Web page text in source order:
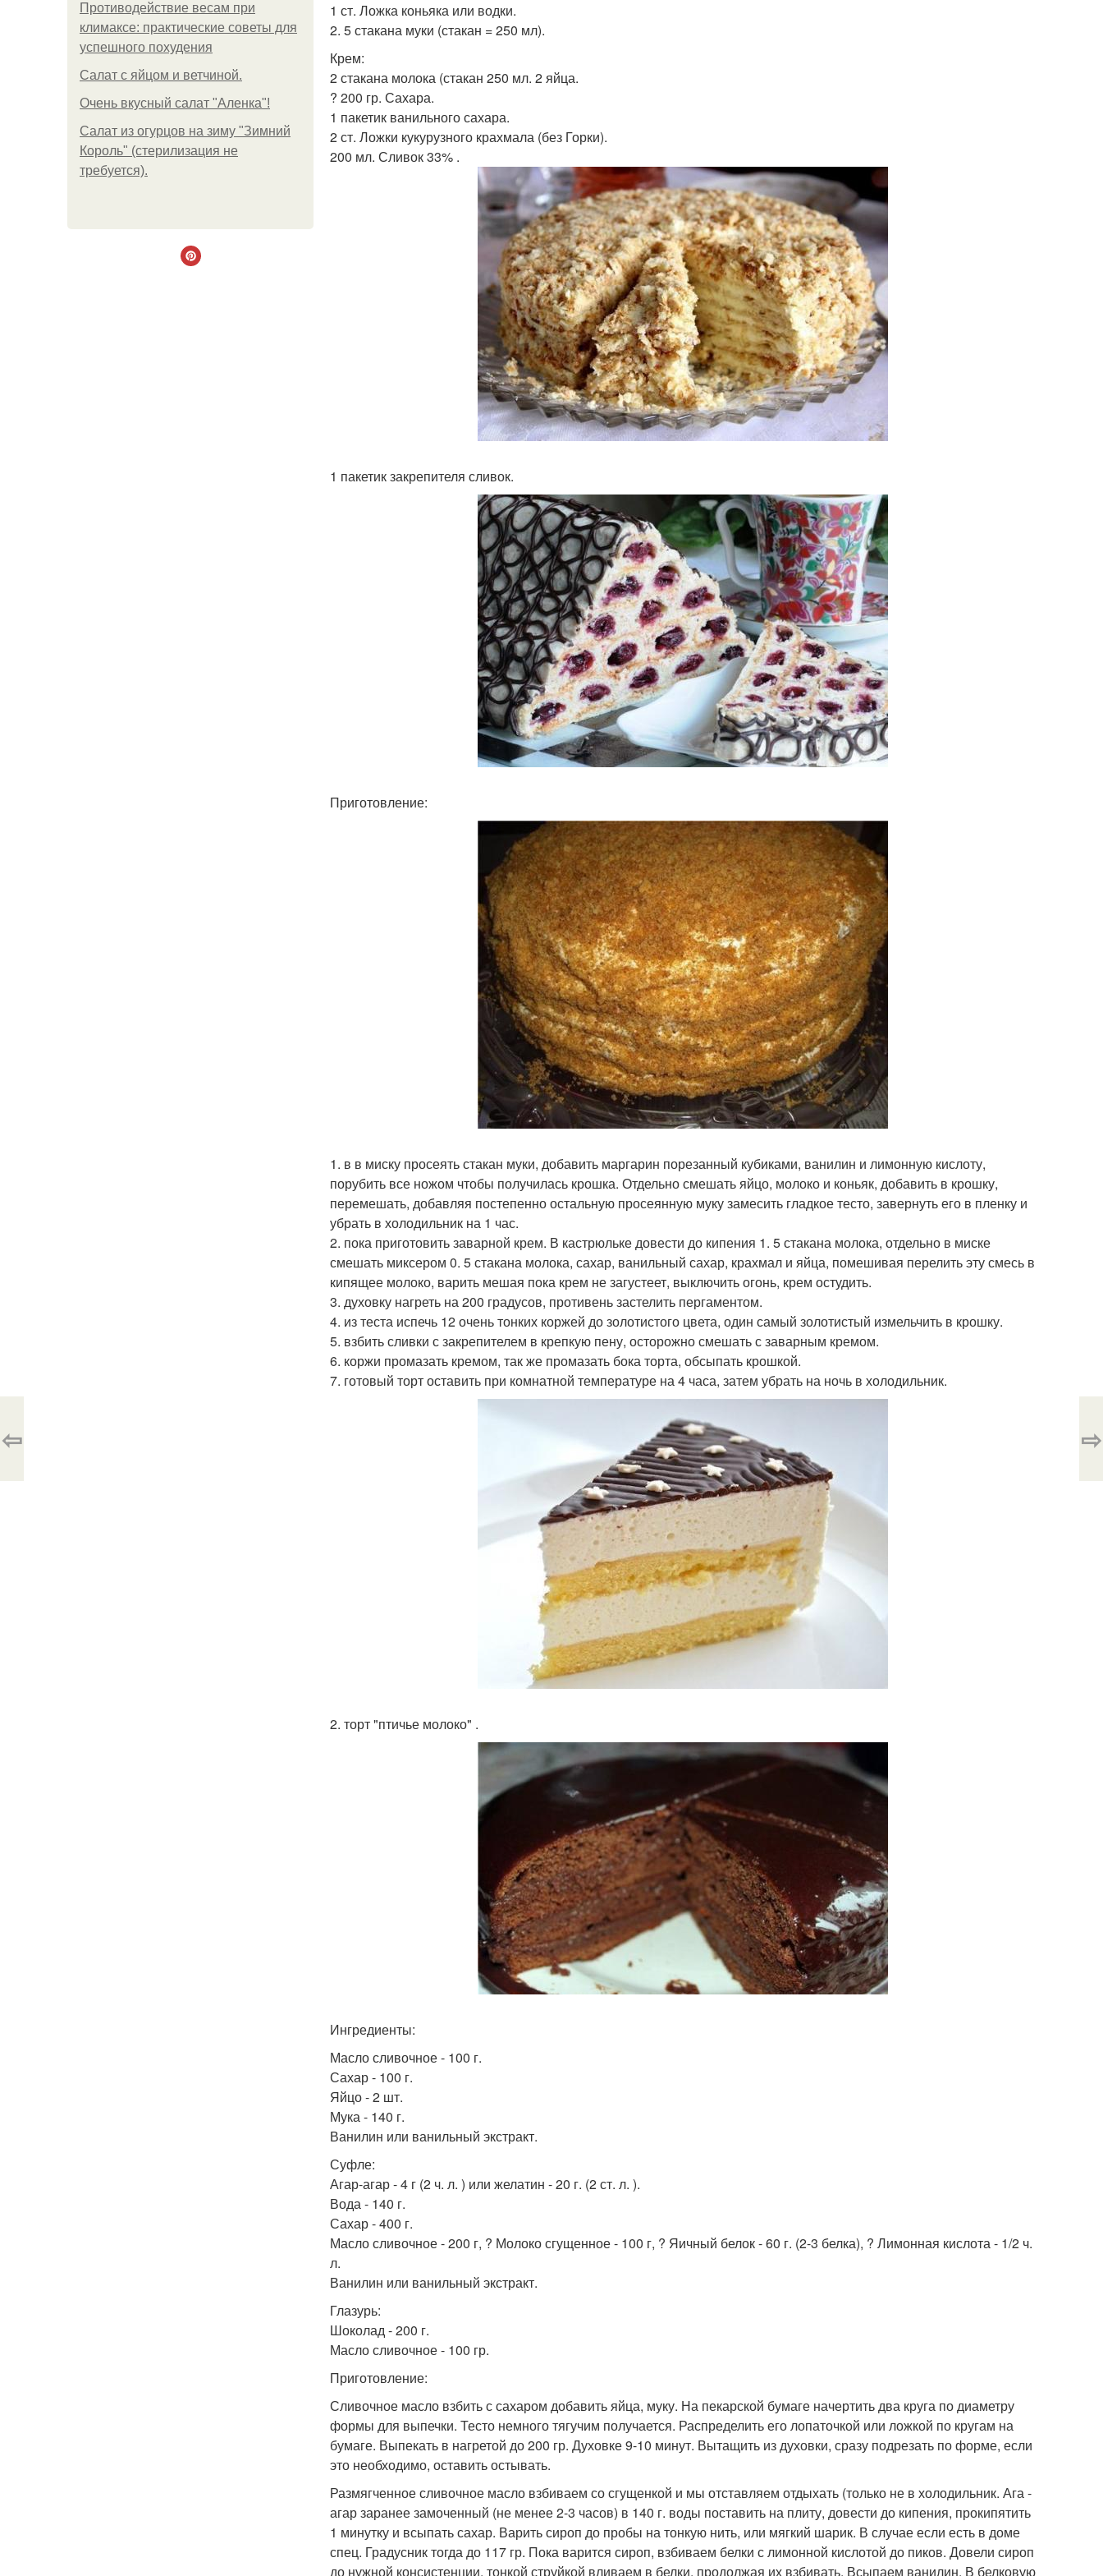
Противодействие весам при
климаксе: практические советы для
успешного похудения
Салат с яйцом и ветчиной.
Очень вкусный салат "Аленка"!
Салат из огурцов на зиму "Зимний
Король" (стерилизация не
требуется).
1 ст. Ложка коньяка или водки.
2. 5 стакана муки (стакан = 250 мл).
Крем:
2 стакана молока (стакан 250 мл. 2 яйца.
? 200 гр. Сахара.
1 пакетик ванильного сахара.
2 ст. Ложки кукурузного крахмала (без Горки).
200 мл. Сливок 33% .
1 пакетик закрепителя сливок.
Приготовление:
1. в в миску просеять стакан муки, добавить маргарин порезанный кубиками, ванилин и лимонную кислоту,
порубить все ножом чтобы получилась крошка. Отдельно смешать яйцо, молоко и коньяк, добавить в крошку,
перемешать, добавляя постепенно остальную просеянную муку замесить гладкое тесто, завернуть его в пленку и
убрать в холодильник на 1 час.
2. пока приготовить заварной крем. В кастрюльке довести до кипения 1. 5 стакана молока, отдельно в миске
смешать миксером 0. 5 стакана молока, сахар, ванильный сахар, крахмал и яйца, помешивая перелить эту смесь в
кипящее молоко, варить мешая пока крем не загустеет, выключить огонь, крем остудить.
3. духовку нагреть на 200 градусов, противень застелить пергаментом.
4. из теста испечь 12 очень тонких коржей до золотистого цвета, один самый золотистый измельчить в крошку.
5. взбить сливки с закрепителем в крепкую пену, осторожно смешать с заварным кремом.
6. коржи промазать кремом, так же промазать бока торта, обсыпать крошкой.
7. готовый торт оставить при комнатной температуре на 4 часа, затем убрать на ночь в холодильник.
2. торт "птичье молоко" .
Ингредиенты:
Масло сливочное - 100 г.
Сахар - 100 г.
Яйцо - 2 шт.
Мука - 140 г.
Ванилин или ванильный экстракт.
Суфле:
Агар-агар - 4 г (2 ч. л. ) или желатин - 20 г. (2 ст. л. ).
Вода - 140 г.
Сахар - 400 г.
Масло сливочное - 200 г, ? Молоко сгущенное - 100 г, ? Яичный белок - 60 г. (2-3 белка), ? Лимонная кислота - 1/2 ч.
л.
Ванилин или ванильный экстракт.
Глазурь:
Шоколад - 200 г.
Масло сливочное - 100 гр.
Приготовление:
Сливочное масло взбить с сахаром добавить яйца, муку. На пекарской бумаге начертить два круга по диаметру
формы для выпечки. Тесто немного тягучим получается. Распределить его лопаточкой или ложкой по кругам на
бумаге. Выпекать в нагретой до 200 гр. Духовке 9-10 минут. Вытащить из духовки, сразу подрезать по форме, если
это необходимо, оставить остывать.
Размягченное сливочное масло взбиваем со сгущенкой и мы отставляем отдыхать (только не в холодильник. Ага -
агар заранее замоченный (не менее 2-3 часов) в 140 г. воды поставить на плиту, довести до кипения, прокипятить
1 минутку и всыпать сахар. Варить сироп до пробы на тонкую нить, или мягкий шарик. В случае если есть в доме
спец. Градусник тогда до 117 гр. Пока варится сироп, взбиваем белки с лимонной кислотой до пиков. Довели сироп
до нужной консистенции, тонкой струйкой вливаем в белки, продолжая их взбивать. Всыпаем ванилин. В белковую
⇦ ⇨